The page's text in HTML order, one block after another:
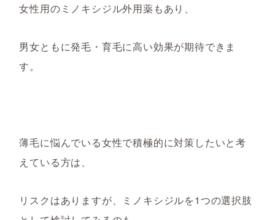
女性用のミノキシジル外用薬もあり、
男女ともに発毛・育毛に高い効果が期待できま
す。
薄毛に悩んでいる女性で積極的に対策したいと考
えている方は、
リスクはありますが、ミノキシジルを1つの選択肢